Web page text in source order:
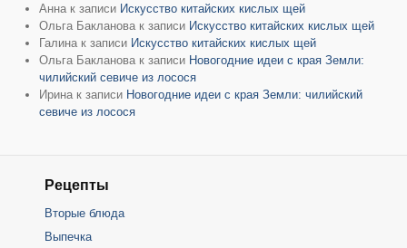
Анна к записи Искусство китайских кислых щей
Ольга Бакланова к записи Искусство китайских кислых щей
Галина к записи Искусство китайских кислых щей
Ольга Бакланова к записи Новогодние идеи с края Земли:
чилийский севиче из лосося
Ирина к записи Новогодние идеи с края Земли: чилийский
севиче из лосося
Рецепты
Вторые блюда
Выпечка